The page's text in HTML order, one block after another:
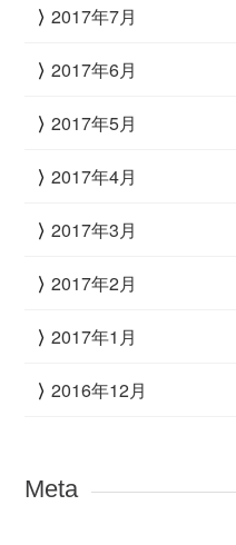
2017年7月
2017年6月
2017年5月
2017年4月
2017年3月
2017年2月
2017年1月
2016年12月
Meta